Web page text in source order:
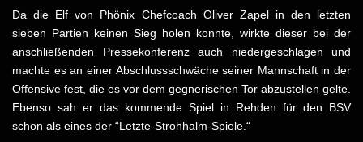
Da die Elf von Phönix Chefcoach Oliver Zapel in den letzten
sieben Partien keinen Sieg holen konnte, wirkte dieser bei der
anschließenden Pressekonferenz auch niedergeschlagen und
machte es an einer Abschlussschwäche seiner Mannschaft in der
Offensive fest, die es vor dem gegnerischen Tor abzustellen gelte.
Ebenso sah er das kommende Spiel in Rehden für den BSV
schon als eines der “Letzte-Strohhalm-Spiele.“